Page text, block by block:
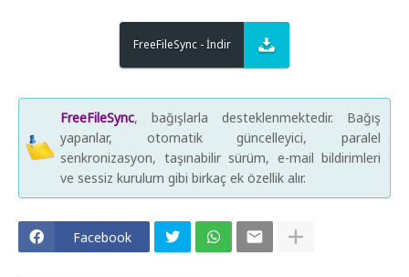
FreeFileSync - İndir
FreeFileSync, bağışlarla desteklenmektedir. Bağış
yapanlar, otomatik güncelleyici, paralel
senkronizasyon, taşınabilir sürüm, e-mail bildirimleri
ve sessiz kurulum gibi birkaç ek özellik alır.
Facebook